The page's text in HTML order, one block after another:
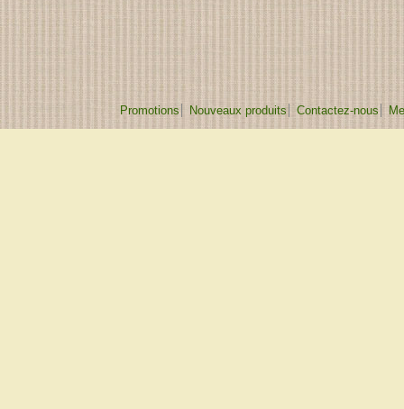
Promotions Nouveaux produits Contactez-nous